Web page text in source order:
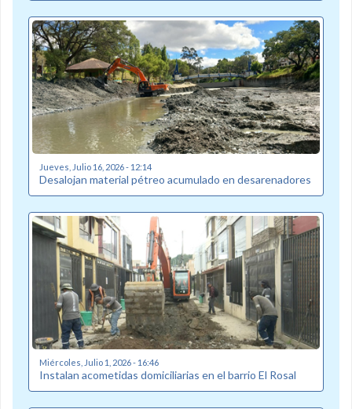
Jueves, Julio 16, 2026 - 12:14
Desalojan material pétreo acumulado en desarenadores
Miércoles, Julio 1, 2026 - 16:46
Instalan acometidas domiciliarias en el barrio El Rosal